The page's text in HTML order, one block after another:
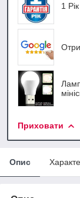
1
Приховати
Опис